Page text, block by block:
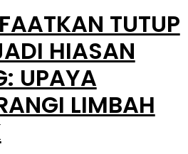
TUTUP
HIASAN
UPAYA
LIMBAH